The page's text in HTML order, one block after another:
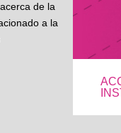
de la
a la